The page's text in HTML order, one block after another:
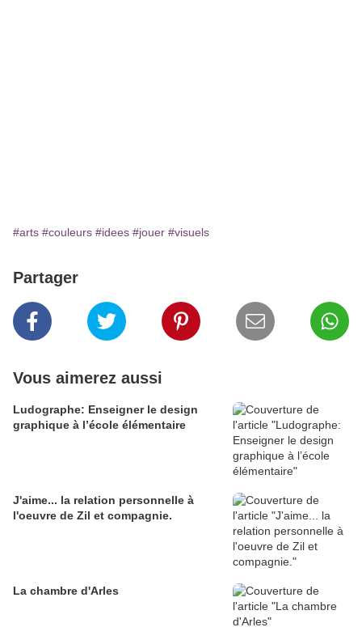
#arts #couleurs #idees #jouer #visuels
Partager
Vous aimerez aussi
Ludographe: Enseigner le design
graphique à l’école élémentaire
J'aime... la relation personnelle à
l'oeuvre de Zil et compagnie.
La chambre d'Arles